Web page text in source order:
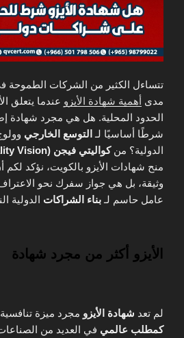
تتساءل الكثير من الشركات الطموحة
مدى أهمية شهادة الأيزو عندما يتعلق
الحدود المحلية. هل هي مجرد شهادة
شرطًا أساسيًا لـ التوسع الخارجي
الدولية؟ منكواليتي فيجن (Quality Vision)
منح شهادات الأيزو بالكويت، نؤكد لكم
وثيقة، بل هي جواز سفرك نحو الاعتراف
عامل حاسم لـ بناء الشراكات الدولية
الأيزو أكثر من مجرد شهادة
لم تعد شهادة الأيزو مجرد ميزة
كمطلب عالمي في العديد من